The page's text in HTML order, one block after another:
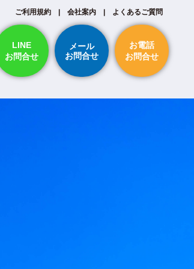
ご利用規約|会社案内| よくあるご質問
LINE
お問合せ
メール
お問合せ
お電話
お問合せ